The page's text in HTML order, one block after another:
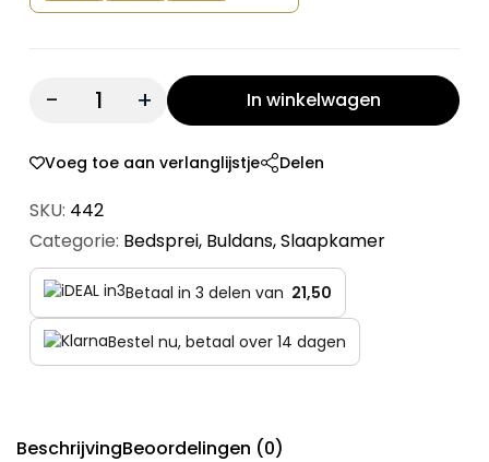
Quantity: In winkelwagen
Voeg toe aan verlanglijstje Delen
SKU: 442
Categorie: Bedsprei, Buldans,Slaapkamer
Betaal in 3 delen van 21,50
Bestel nu, betaal over 14 dagen
BeschrijvingBeoordelingen (0)